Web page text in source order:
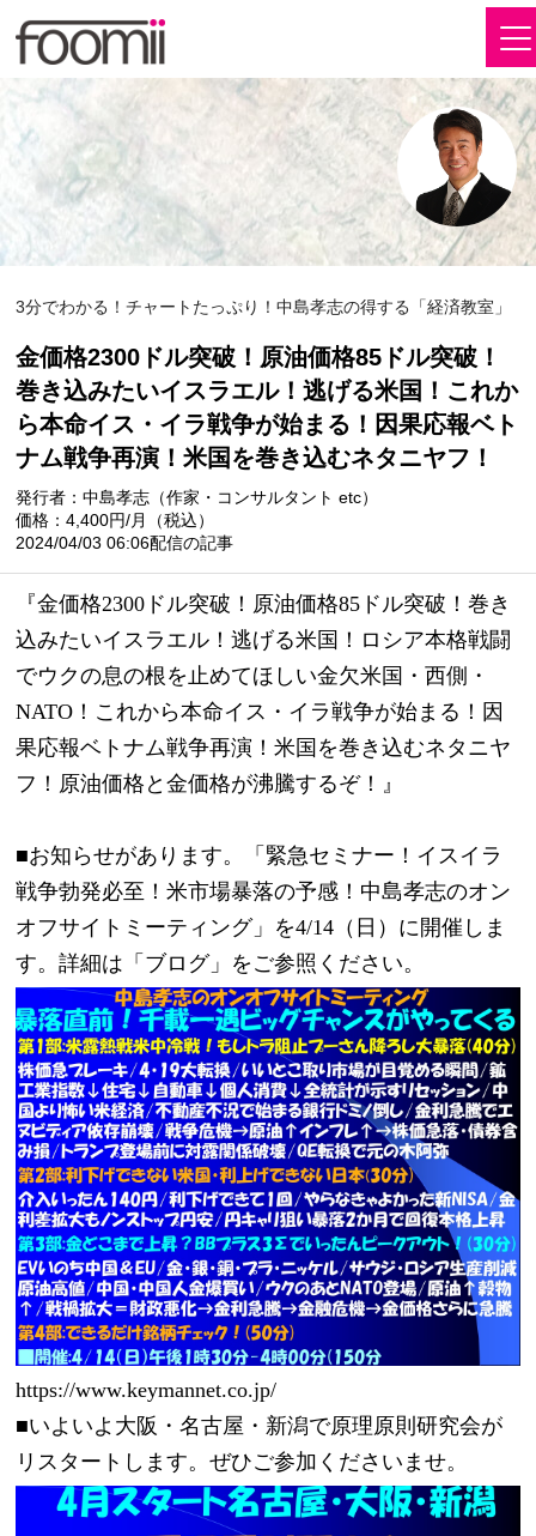
3分でわかる！チャートたっぷり！中島孝志の得する「経済教室」
金価格2300ドル突破！原油価格85ドル突破！
巻き込みたいイスラエル！逃げる米国！これか
ら本命イス・イラ戦争が始まる！因果応報ベト
ナム戦争再演！米国を巻き込むネタニヤフ！
発行者：中島孝志（作家・コンサルタント etc）
価格：4,400円/月（税込）
2024/04/03 06:06配信の記事
『金価格2300ドル突破！原油価格85ドル突破！巻き
込みたいイスラエル！逃げる米国！ロシア本格戦闘
でウクの息の根を止めてほしい金欠米国・西側・
NATO！これから本命イス・イラ戦争が始まる！因
果応報ベトナム戦争再演！米国を巻き込むネタニヤ
フ！原油価格と金価格が沸騰するぞ！』
■お知らせがあります。「緊急セミナー！イスイラ
戦争勃発必至！米市場暴落の予感！中島孝志のオン
オフサイトミーティング」を4/14（日）に開催しま
す。詳細は「ブログ」をご参照ください。
https://www.keymannet.co.jp/
■いよいよ大阪・名古屋・新潟で原理原則研究会が
リスタートします。ぜひご参加くださいませ。